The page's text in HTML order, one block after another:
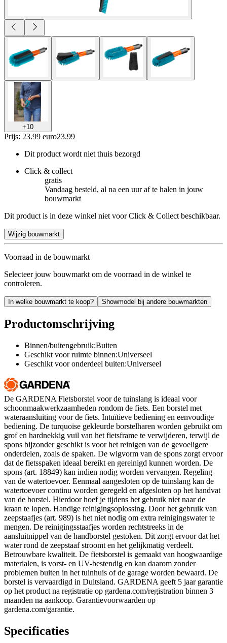
+10
Prijs: 23.99 euro23.99
Dit product wordt niet thuis bezorgd
Click & collect
gratis
Vandaag besteld, al na een uur af te halen in jouw
bouwmarkt
Dit product is in deze winkel niet voor Click & Collect beschikbaar.
Wijzig bouwmarkt
Voorraad in de bouwmarkt
Selecteer jouw bouwmarkt om de voorraad in de winkel te
controleren.
In welke bouwmarkt te koop? Showmodel bij andere bouwmarkten
Productomschrijving
Binnen/buitengebruik:Buiten
Geschikt voor ruimte binnen:Universeel
Geschikt voor onderdeel buiten:Universeel
De GARDENA Fietsborstel voor de tuinslang is ideaal voor
schoonmaakwerkzaamheden rondom de fiets. Een borstel met
wateraansluiting voor de fiets. Intuïtieve bediening en eenvoudige
bediening. De turquoise gekleurde borstelharen worden gebruikt om
grof en hardnekkig vuil van het fietsframe te verwijderen, terwijl de
spons bijzonder geschikt is voor het reinigen van de gevoeligere
onderdelen, zoals de spaken. De wigvorm van de spons zorgt ervoor
dat de fietsspaken ideaal bereikt en gereinigd kunnen worden. De
spons (art. 18849) kan indien nodig worden vervangen. Regeling
van de watertoevoer. Eenmaal aangesloten op de tuinslang kan de
watertoevoer continu worden geregeld en afgesloten op het handvat
van de borstel. Hierdoor hoef je tijdens het gebruik niet naar de
kraan te lopen. Handige reinigingsoplossing. Door het gebruik van
zeepstaafjes (art. 989) is het niet nodig om extra reinigingswater te
mengen. De reinigingsstaafjes worden rechtstreeks in de
aansluitnippel van de handborstel gestoken. Dit zorgt ervoor dat het
water rond de zeepstaaf stroomt en het gelijkmatig verdeelt.
Betrouwbare kwaliteit. De fietsborstel is gemaakt van hoogwaardige
materialen, is vorst- en UV-bestendig en kan daarom zonder
problemen buiten in het tuinhuis of de garage worden bewaard. De
borstel is vervaardigd in Duitsland. GARDENA geeft 5 jaar garantie
op het product na registratie op gardena.com/registration binnen 3
maanden na aankoop. Garantievoorwaarden op
gardena.com/garantie.
Specificaties